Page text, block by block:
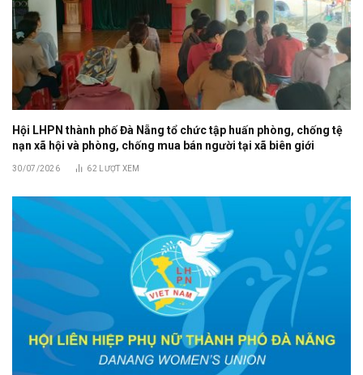
Hội LHPN thành phố Đà Nẵng tổ chức tập huấn phòng, chống tệ
nạn xã hội và phòng, chống mua bán người tại xã biên giới
30/07/2026 62 LƯỢT XEM